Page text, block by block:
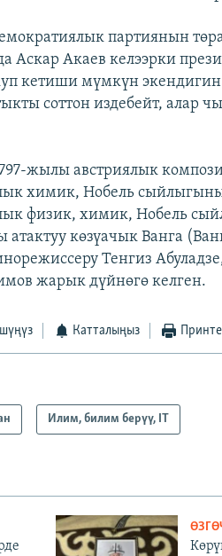
партиянын
Аскар Акаев келээрки
кетиши мүмкүн
соттон издебейт, алар
жылы австриялык
химик, Нобель
физик, химик, Нобель
атактуу көзүачык Ванга
Тенгиз
жарык дүйнөгө келген.
Катталыңыз
Илим, билим берүү, IT